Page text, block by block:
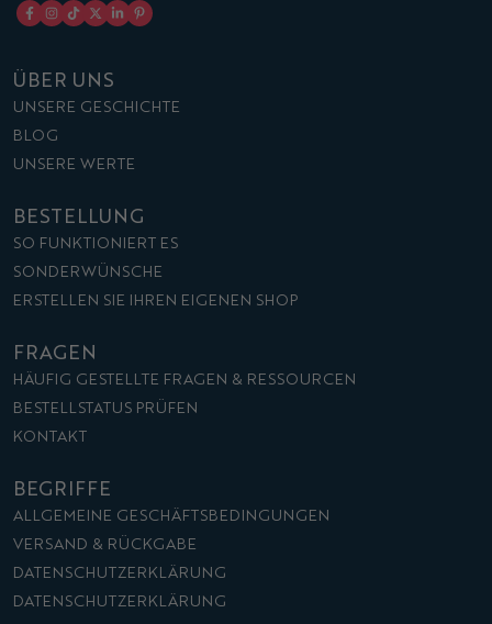
ÜBER UNS
UNSERE GESCHICHTE
BLOG
UNSERE WERTE
BESTELLUNG
SO FUNKTIONIERT ES
SONDERWÜNSCHE
ERSTELLEN SIE IHREN EIGENEN SHOP
FRAGEN
HÄUFIG GESTELLTE FRAGEN & RESSOURCEN
BESTELLSTATUS PRÜFEN
KONTAKT
BEGRIFFE
ALLGEMEINE GESCHÄFTSBEDINGUNGEN
VERSAND & RÜCKGABE
DATENSCHUTZERKLÄRUNG
DATENSCHUTZERKLÄRUNG